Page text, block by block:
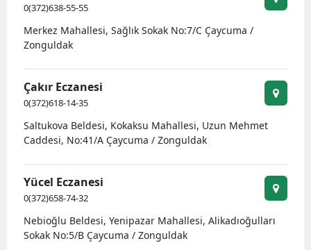
0(372)638-55-55
Merkez Mahallesi, Sağlık Sokak No:7/C Çaycuma /
Zonguldak
Çakır Eczanesi
0(372)618-14-35
Saltukova Beldesi, Kokaksu Mahallesi, Uzun Mehmet
Caddesi, No:41/A Çaycuma / Zonguldak
Yücel Eczanesi
0(372)658-74-32
Nebioğlu Beldesi, Yenipazar Mahallesi, Alikadıoğulları
Sokak No:5/B Çaycuma / Zonguldak